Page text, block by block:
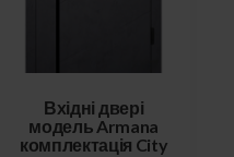
Вхідні двері
модель Armana
комплектація City